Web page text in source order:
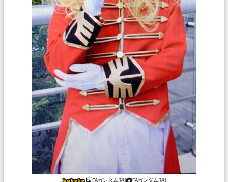
FAガンダム(緑) FAガンダム(緑)